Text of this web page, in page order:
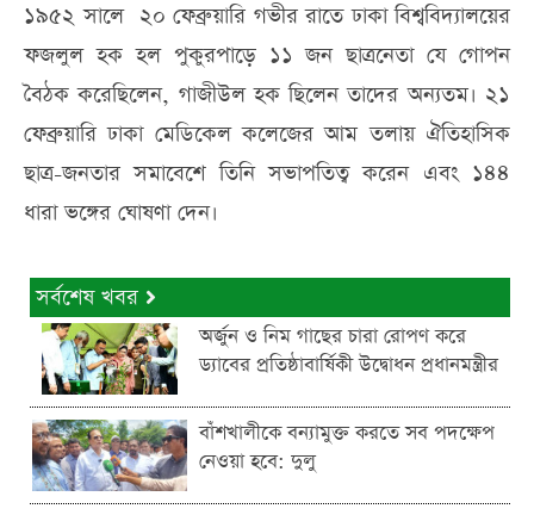
১৯৫২ সালে ২০ ফেব্রুয়ারি গভীর রাতে ঢাকা বিশ্ববিদ্যালয়ের
ফজলুল হক হল পুকুরপাড়ে ১১ জন ছাত্রনেতা যে গোপন
বৈঠক করেছিলেন, গাজীউল হক ছিলেন তাদের অন্যতম। ২১
ফেব্রুয়ারি ঢাকা মেডিকেল কলেজের আম তলায় ঐতিহাসিক
ছাত্র-জনতার সমাবেশে তিনি সভাপতিত্ব করেন এবং ১৪৪
ধারা ভঙ্গের ঘোষণা দেন।
সর্বশেষ খবর
অর্জুন ও নিম গাছের চারা রোপণ করে
ড্যাবের প্রতিষ্ঠাবার্ষিকী উদ্বোধন প্রধানমন্ত্রীর
বাঁশখালীকে বন্যামুক্ত করতে সব পদক্ষেপ
নেওয়া হবে: দুলু